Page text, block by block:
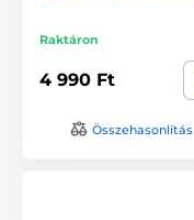
Raktáron
4 990 Ft
Összehasonlítás